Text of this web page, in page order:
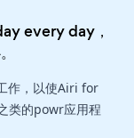
every day，
。
作，以使Airi for
类的powr应用程